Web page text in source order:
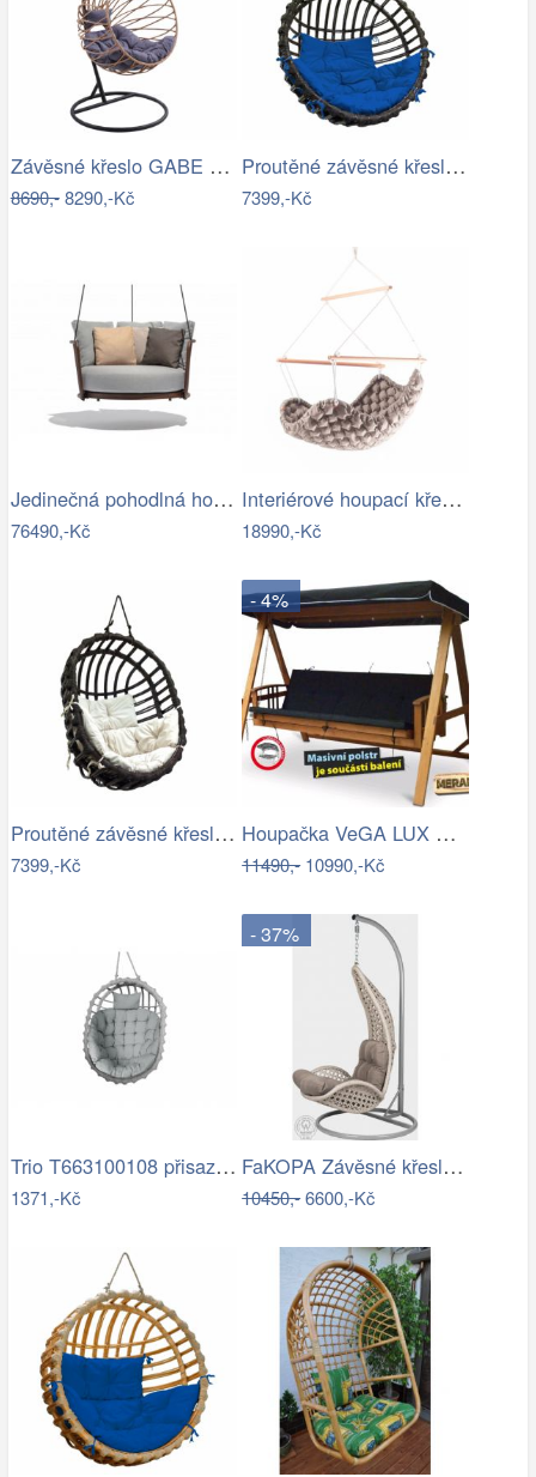
Závěsné křeslo GABE Tempo Kondela
8690,-8290,-Kč
Proutěné závěsné křeslo Elis, hnědý rám…
7399,-Kč
Jedinečná pohodlná houpačka - TS
76490,-Kč
Interiérové houpací křeslo Swingy In…
18990,-Kč
Proutěné závěsné křeslo Lena, hnědý rám…
7399,-Kč
- 4%
Houpačka VeGA LUX GREEN Mdum
11490,-10990,-Kč
Trio T663100108 přisazené stropní…
1371,-Kč
- 37%
FaKOPA Závěsné křeslo do domu i na…
10450,-6600,-Kč